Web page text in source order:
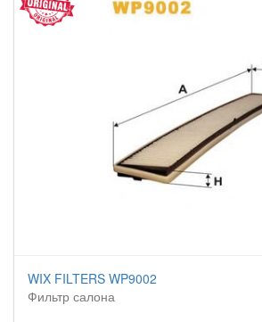
WIX FILTERS WP9002
Фильтр салона